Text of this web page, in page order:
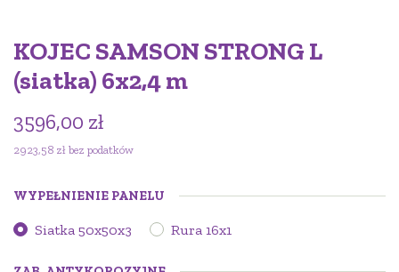
KOJEC SAMSON STRONG L
(siatka) 6x2,4 m
3596,00 zł
2923,58 zł bez podatków
WYPEŁNIENIE PANELU
Siatka 50x50x3 Rura 16x1